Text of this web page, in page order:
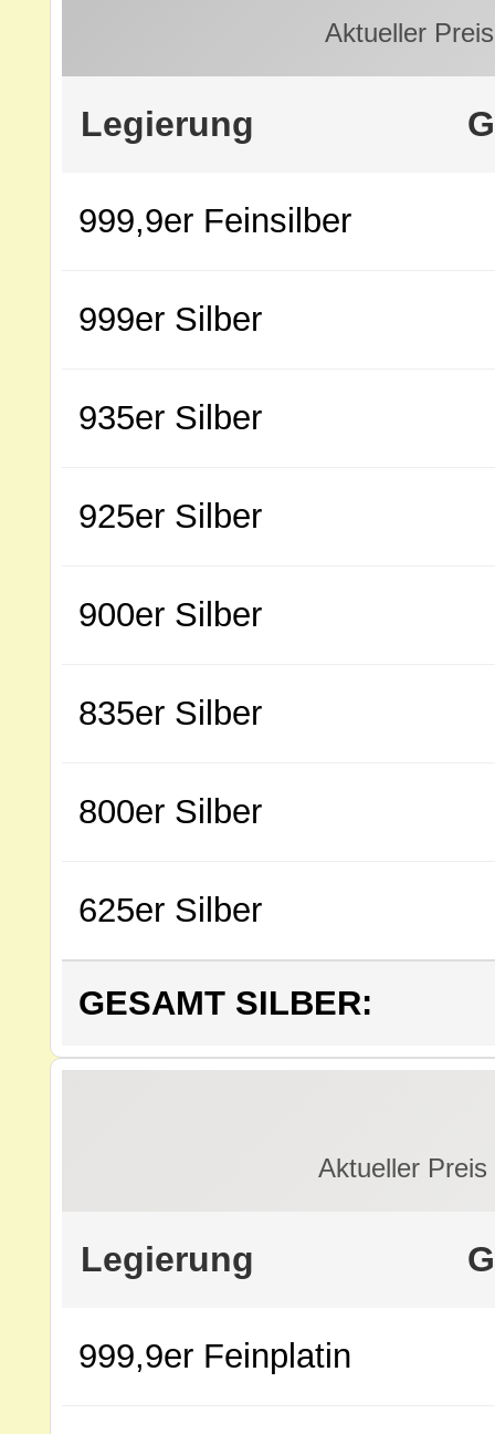
Aktueller
Legierung
999,9er Feinsilber
999er Silber
935er Silber
925er Silber
900er Silber
835er Silber
800er Silber
625er Silber
GESAMT SILBER:
Aktueller
Legierung
999,9er Feinplatin